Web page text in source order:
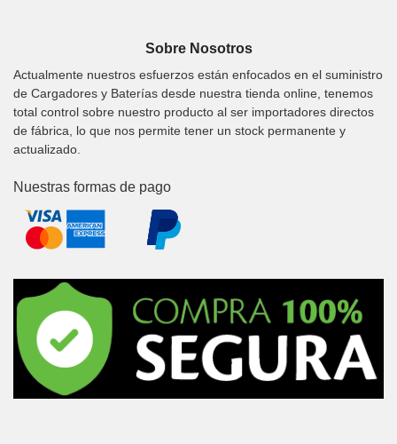
Sobre Nosotros
Actualmente nuestros esfuerzos están enfocados en el suministro
de Cargadores y Baterías desde nuestra tienda online, tenemos
total control sobre nuestro producto al ser importadores directos
de fábrica, lo que nos permite tener un stock permanente y
actualizado.
Nuestras formas de pago